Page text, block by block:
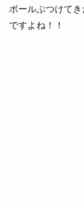
ボールぶつけて
ですよね！！